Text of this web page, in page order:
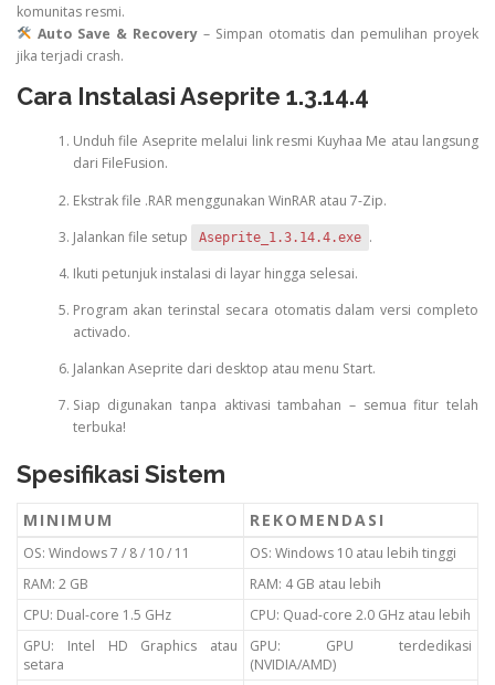
komunitas resmi.
Auto Save & Recovery– Simpan otomatis dan pemulihan proyek
jika terjadi crash.
Cara Instalasi Aseprite 1.3.14.4
Unduh file Aseprite melalui link resmi Kuyhaa Me atau langsung
dari FileFusion.
Ekstrak file .RAR menggunakan WinRAR atau 7-Zip.
Jalankan file setup
Aseprite_1.3.14.4.exe .
Ikuti petunjuk instalasi di layar hingga selesai.
Program akan terinstal secara otomatis dalam versi completo
activado.
Jalankan Aseprite dari desktop atau menu Start.
Siap digunakan tanpa aktivasi tambahan – semua fitur telah
terbuka!
Spesifikasi Sistem
MINIMUM REKOMENDASI
OS: Windows 7 / 8 / 10 / 11
OS: Windows 10 atau lebih tinggi
RAM: 2 GB
RAM: 4 GB atau lebih
CPU: Dual-core 1.5 GHz
CPU: Quad-core 2.0 GHz atau lebih
GPU: Intel HD Graphics atau
setara
GPU: GPU terdedikasi
(NVIDIA/AMD)